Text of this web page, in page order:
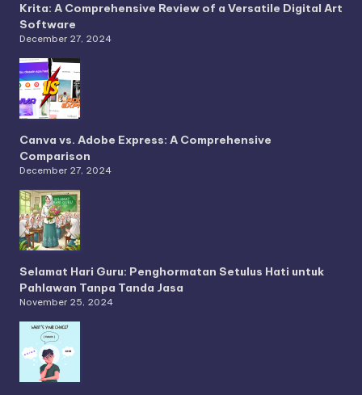
Krita: A Comprehensive Review of a Versatile Digital Art
Software
December 27, 2024
Canva vs. Adobe Express: A Comprehensive
Comparison
December 27, 2024
Selamat Hari Guru: Penghormatan Setulus Hati untuk
Pahlawan Tanpa Tanda Jasa
November 25, 2024